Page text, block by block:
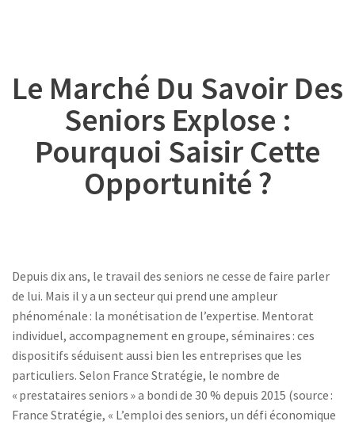
Le Marché Du Savoir Des
Seniors Explose :
Pourquoi Saisir Cette
Opportunité ?
Depuis dix ans, le travail des seniors ne cesse de faire parler
de lui. Mais il y a un secteur qui prend une ampleur
phénoménale : la monétisation de l’expertise. Mentorat
individuel, accompagnement en groupe, séminaires : ces
dispositifs séduisent aussi bien les entreprises que les
particuliers. Selon France Stratégie, le nombre de
« prestataires seniors » a bondi de 30 % depuis 2015 (source :
France Stratégie, « L’emploi des seniors, un défi économique